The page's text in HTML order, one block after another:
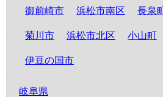
御前崎市 浜松市南区 長泉
菊川市 浜松市北区 小山町
伊豆の国市
岐阜県